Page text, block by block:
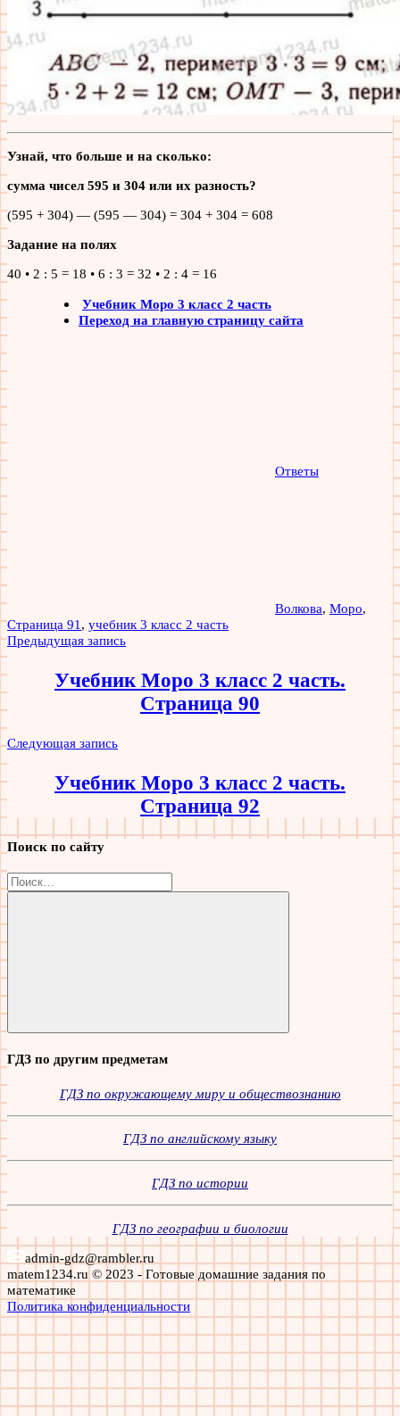
Узнай, что больше и на сколько:
сумма чисел 595 и 304 или их разность?
(595 + 304) — (595 — 304) = 304 + 304 = 608
Задание на полях
40 • 2 : 5 = 18 • 6 : 3 = 32 • 2 : 4 = 16
Учебник Моро 3 класс 2 часть
Переход на главную страницу сайта
Ответы
Волкова, Моро,
Страница 91 , учебник 3 класс 2 часть
Навигация
записям
Предыдущая запись
Учебник Моро 3 класс 2 часть.
Страница 90
Следующая запись
Учебник Моро 3 класс 2 часть.
Страница 92
Поиск по сайту
Найти:
Поиск
ГДЗ по другим предметам
ГДЗ по окружающему миру и обществознанию
ГДЗ по английскому языку
ГДЗ по истории
ГДЗ по географии и биологии
admin-gdz@rambler.ru
matem1234.ru © 2023 - Готовые домашние задания по
математике
Политика конфиденциальности